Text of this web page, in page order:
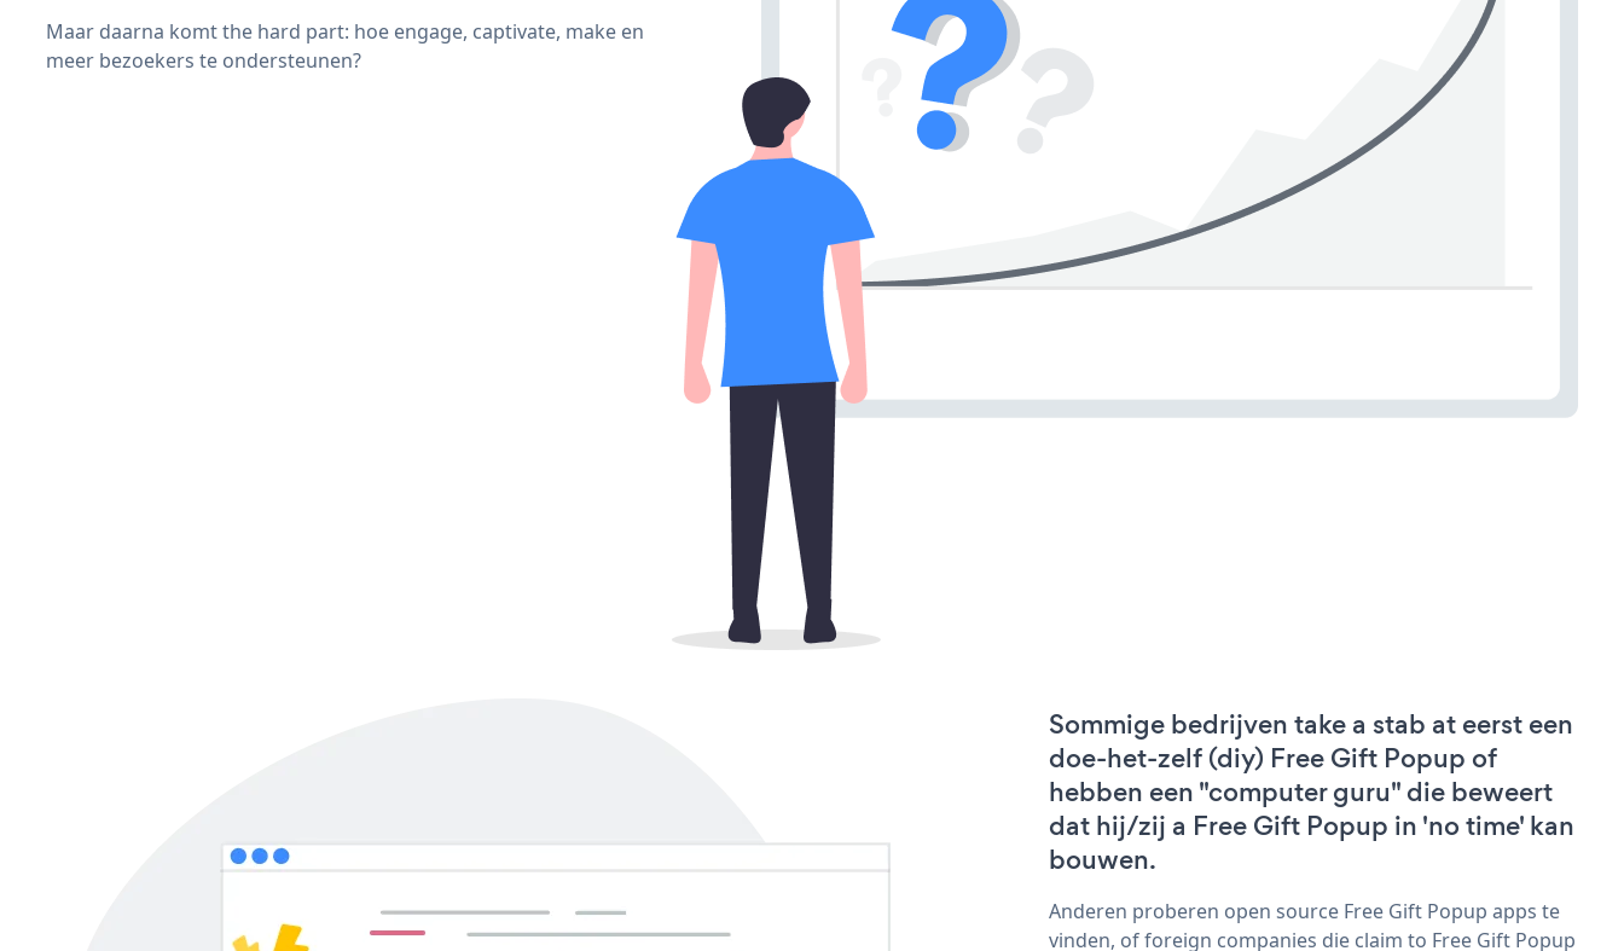
Maar daarna komt the hard part: hoe engage, captivate, make en
meer bezoekers te ondersteunen?
Sommige bedrijven take a stab at eerst een
doe-het-zelf (diy) Free Gift Popup of
hebben een "computer guru" die beweert
dat hij/zij a Free Gift Popup in 'no time' kan
bouwen.
Anderen proberen open source Free Gift Popup apps te
vinden, of foreign companies die claim to Free Gift Popup